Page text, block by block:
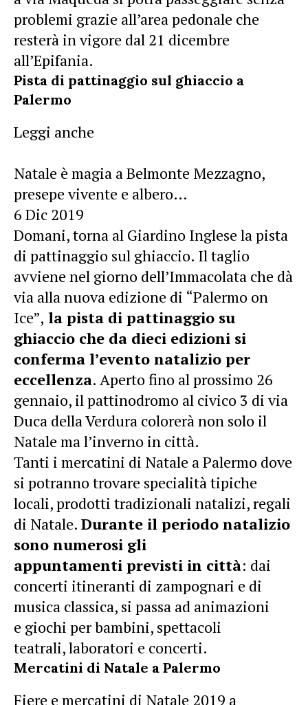
problemi grazie all’area pedonale che
resterà in vigore dal 21 dicembre
all’Epifania.
Pista di pattinaggio sul ghiaccio a
Palermo
Leggi anche
Natale è magia a Belmonte Mezzagno,
presepe vivente e albero…
6 Dic 2019
Domani, torna al Giardino Inglese la pista
di pattinaggio sul ghiaccio. Il taglio
avviene nel giorno dell’Immacolata che dà
via alla nuova edizione di “Palermo on
Ice”, la pista di pattinaggio su
ghiaccio che da dieci edizioni si
conferma l’evento natalizio per
eccellenza. Aperto fino al prossimo 26
gennaio, il pattinodromo al civico 3 di via
Duca della Verdura colorerà non solo il
Natale ma l’inverno in città.
Tanti i mercatini di Natale a Palermo dove
si potranno trovare specialità tipiche
locali, prodotti tradizionali natalizi, regali
di Natale. Durante il periodo natalizio
sono numerosi gli
appuntamenti previsti in città: dai
concerti itineranti di zampognari e di
musica classica, si passa ad animazioni
e giochi per bambini, spettacoli
teatrali, laboratori e concerti.
Mercatini di Natale a Palermo
Fiere e mercatini di Natale 2019 a